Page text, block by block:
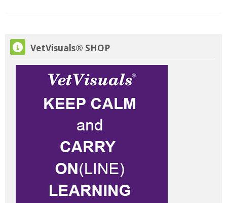
Skip VetVisuals® SHOP
VetVisuals® SHOP